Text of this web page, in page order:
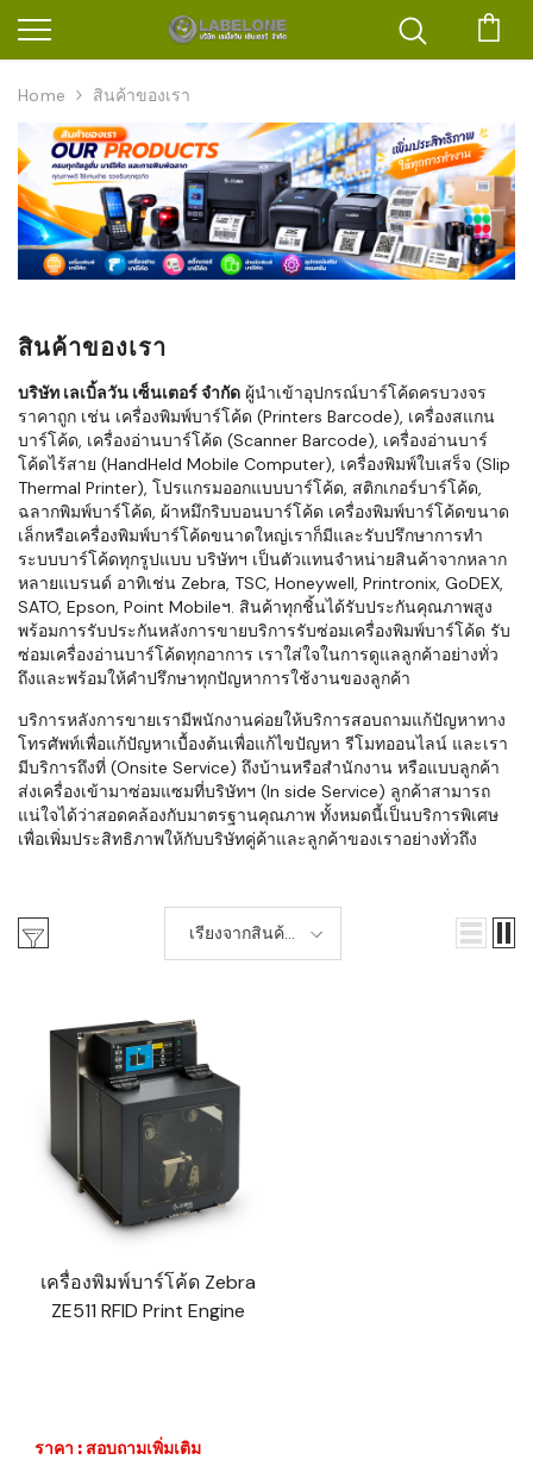
Home สินค้าของเรา
สินค้าของเรา
บริษัท เลเบิ้ลวัน เซ็นเตอร์ จำกัด ผู้นำเข้าอุปกรณ์บาร์โค้ดครบวงจร
ราคาถูก เช่น เครื่องพิมพ์บาร์โค้ด (Printers Barcode), เครื่องสแกน
บาร์โค้ด, เครื่องอ่านบาร์โค้ด (Scanner Barcode), เครื่องอ่านบาร์
โค้ดไร้สาย (HandHeld Mobile Computer), เครื่องพิมพ์ใบเสร็จ (Slip
Thermal Printer), โปรแกรมออกแบบบาร์โค้ด, สติกเกอร์บาร์โค้ด,
ฉลากพิมพ์บาร์โค้ด, ผ้าหมึกริบบอนบาร์โค้ด เครื่องพิมพ์บาร์โค้ดขนาด
เล็กหรือเครื่องพิมพ์บาร์โค้ดขนาดใหญ่เราก็มีและรับปรึกษาการทำ
ระบบบาร์โค้ดทุกรูปแบบ บริษัทฯ เป็นตัวแทนจำหน่ายสินค้าจากหลาก
หลายแบรนด์ อาทิเช่น Zebra, TSC, Honeywell, Printronix, GoDEX,
SATO, Epson, Point Mobileฯ. สินค้าทุกชิ้นได้รับประกันคุณภาพสูง
พร้อมการรับประกันหลังการขายบริการรับซ่อมเครื่องพิมพ์บาร์โค้ด รับ
ซ่อมเครื่องอ่านบาร์โค้ดทุกอาการ เราใส่ใจในการดูแลลูกค้าอย่างทั่ว
ถึงและพร้อมให้คำปรึกษาทุกปัญหาการใช้งานของลูกค้า
บริการหลังการขายเรามีพนักงานค่อยให้บริการสอบถามแก้ปัญหาทาง
โทรศัพท์เพื่อแก้ปัญหาเบื้องต้นเพื่อแก้ไขปัญหา รีโมทออนไลน์ และเรา
มีบริการถึงที่ (Onsite Service) ถึงบ้านหรือสำนักงาน หรือแบบลูกค้า
ส่งเครื่องเข้ามาซ่อมแซมที่บริษัทฯ (In side Service) ลูกค้าสามารถ
แน่ใจได้ว่าสอดคล้องกับมาตรฐานคุณภาพ ทั้งหมดนี้เป็นบริการพิเศษ
เพื่อเพิ่มประสิทธิภาพให้กับบริษัทคู่ค้าและลูกค้าของเราอย่างทั่วถึง
เรียงจากสินค้า
ใหม่-เก่า
เครื่องพิมพ์บาร์โค้ด Zebra
ZE511 RFID Print Engine
ราคา : สอบถามเพิ่มเติม